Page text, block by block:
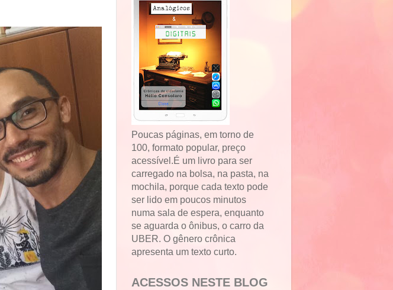
Poucas páginas, em torno de
100, formato popular, preço
acessível.É um livro para ser
carregado na bolsa, na pasta, na
mochila, porque cada texto pode
ser lido em poucos minutos
numa sala de espera, enquanto
se aguarda o ônibus, o carro da
UBER. O gênero crônica
apresenta um texto curto.
ACESSOS NESTE BLOG